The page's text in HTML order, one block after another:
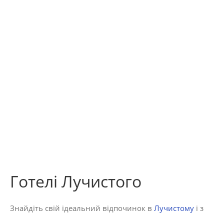
Готелі Лучистого
Знайдіть свій ідеальний відпочинок в Лучистому і з